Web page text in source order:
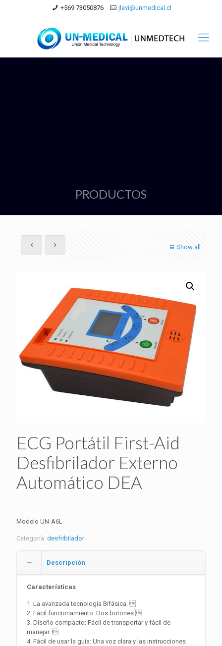
+569 73050876 jlavi@unmedical.cl
PRODUCTOS
Show all
ECG Portátil First-Aid
Desfibrilador Externo
Automático DEA
Modelo UN-A6L
Categoría: desfribilador
Descripción
Características
1. La avanzada tecnología Bifásica. 
2. Fácil funcionamiento: Dos botones.
3. Diseño compacto: Fácil de transportar y fácil de
manejar. 
4. Fácil de usar la guía: Una voz clara y las instrucciones